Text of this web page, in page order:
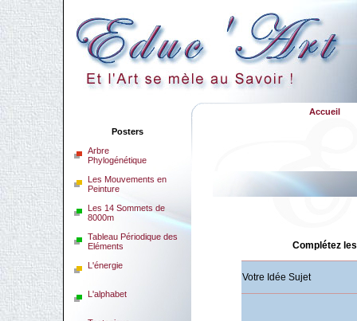
Posters
Arbre
Phylogénétique
Les Mouvements en
Peinture
Les 14 Sommets de
8000m
Tableau Périodique des
Eléments
L'énergie
L'alphabet
Accueil
Complétez
Votre Idée Sujet